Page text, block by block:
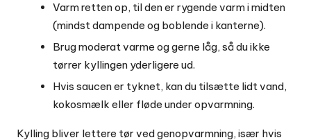
Varm retten op, til den er rygende varm i midten
(mindst dampende og boblende i kanterne).
Brug moderat varme og gerne låg, så du ikke
tørrer kyllingen yderligere ud.
Hvis saucen er tyknet, kan du tilsætte lidt vand,
kokosmælk eller fløde under opvarmning.
Kylling bliver lettere tør ved genopvarmning, især hvis